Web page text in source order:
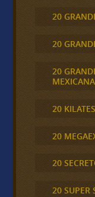
20
20
20
MEXICANA
20 KILATES
20
20
20 SUPER